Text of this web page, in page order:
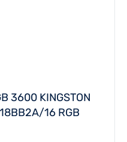
3600 KINGSTON
16 RGB